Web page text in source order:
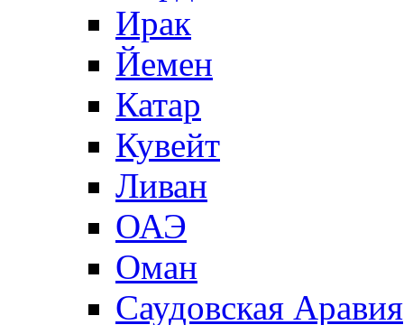
Ирак
Йемен
Катар
Кувейт
Ливан
ОАЭ
Оман
Саудовская Аравия